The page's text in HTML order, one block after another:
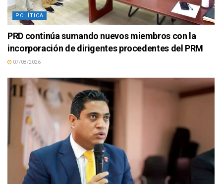
POLÍTICA
PRD continúa sumando nuevos miembros con la
incorporación de dirigentes procedentes del PRM
07/08/2026